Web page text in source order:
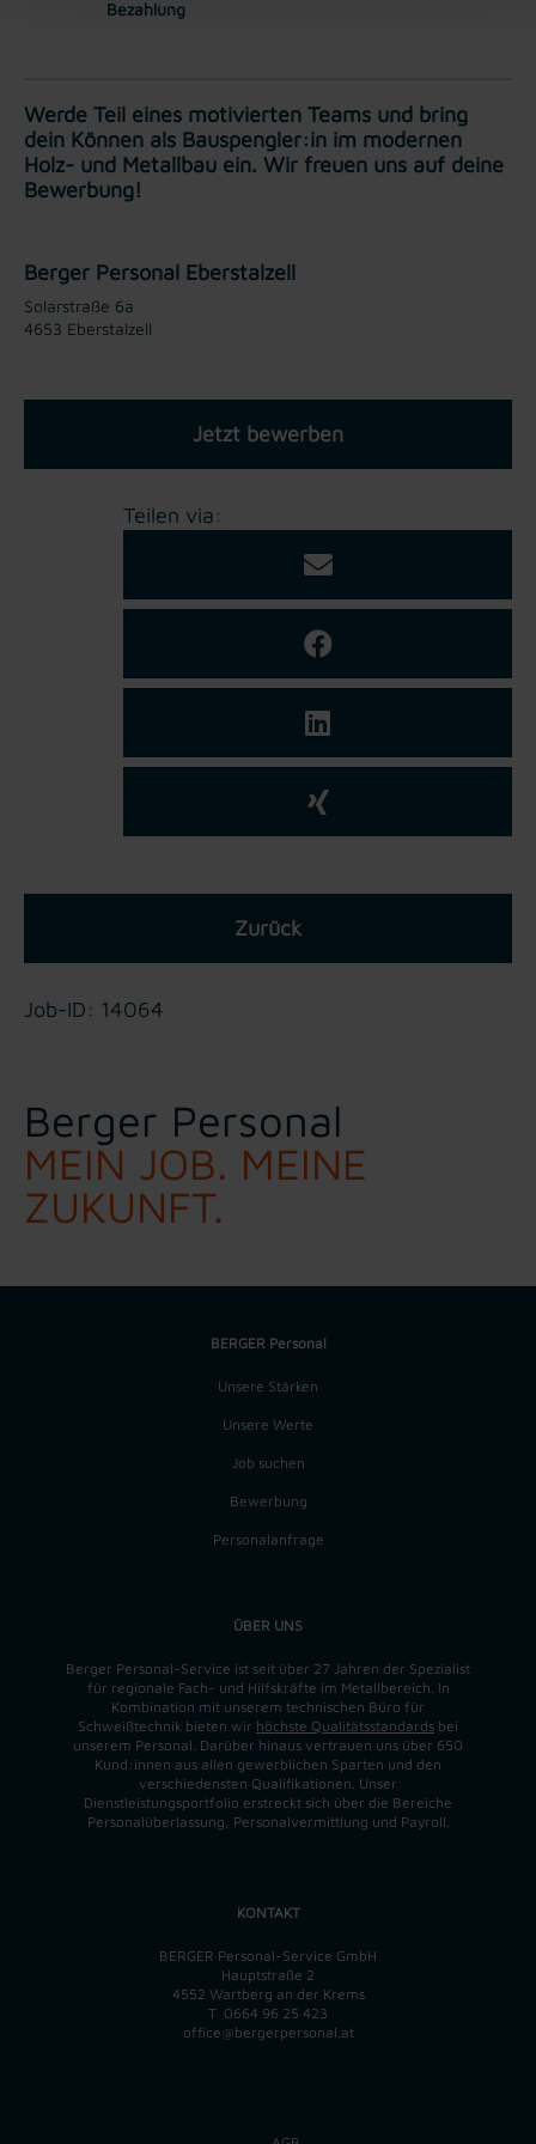
Bezahlung
Werde Teil eines motivierten Teams und bring
dein Können als Bauspengler:in im modernen
Holz- und Metallbau ein. Wir freuen uns auf deine
Bewerbung!
Berger Personal Eberstalzell
Solarstraße 6a
4653 Eberstalzell
Jetzt bewerben
Teilen via:
Zurück
Job-ID: 14064
Berger Personal
MEIN JOB. MEINE
ZUKUNFT.
BERGER Personal
Unsere Stärken
Unsere Werte
Job suchen
Bewerbung
Personalanfrage
ÜBER UNS
Berger Personal-Service ist seit über 27 Jahren der Spezialist
für regionale Fach- und Hilfskräfte im Metallbereich. In
Kombination mit unserem technischen Büro für
Schweißtechnik bieten wir höchste Qualitätsstandards bei
unserem Personal. Darüber hinaus vertrauen uns über 650
Kund:innen aus allen gewerblichen Sparten und den
verschiedensten Qualifikationen. Unser
Dienstleistungsportfolio erstreckt sich über die Bereiche
Personalüberlassung, Personalvermittlung und Payroll.
KONTAKT
BERGER Personal-Service GmbH
Hauptstraße 2
4552 Wartberg an der Krems
T 0664 96 25 423
office@bergerpersonal.at